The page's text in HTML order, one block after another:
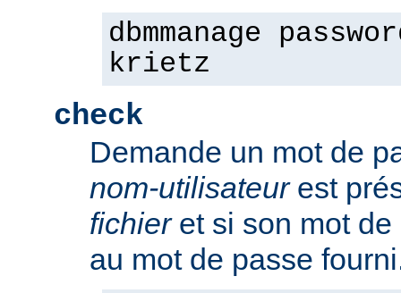
dbmmanage
krietz
check
Demande un mot de
nom-utilisateurest
fichieret si son mot de
au mot de passe